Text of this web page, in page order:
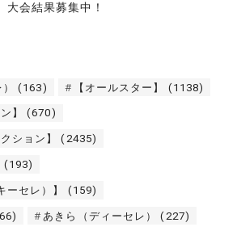
大会結果募集中！
(163) 【オールスター】 (1138)
】 (670)
ション】 (2435)
(193)
ーセレ）】 (159)
あきら（ディーセレ） (227)